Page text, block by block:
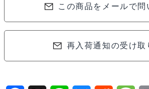
ッ
C
この商品をメールで問
再入荷通知の受け取